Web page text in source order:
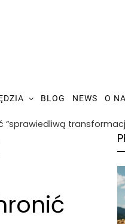
BLOG NEWS O
“sprawiedliwą